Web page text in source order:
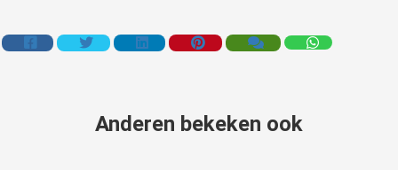
Anderen bekeken ook